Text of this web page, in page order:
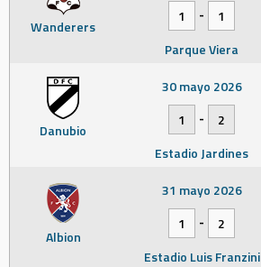
Wanderers
1
-
1
Parque Viera
Danubio
30 mayo 2026
1
-
2
Estadio Jardines
Albion
31 mayo 2026
1
-
2
Estadio Luis Franzini